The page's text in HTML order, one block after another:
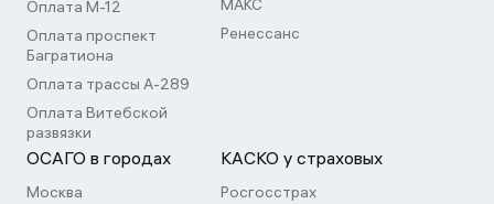
Оплата М-12
Оплата проспект
Багратиона
Оплата трассы А-289
Оплата Витебской
развязки
МАКС
Ренессанс
ОСАГО в городах
Москва
КАСКО у страховых
Росгосстрах